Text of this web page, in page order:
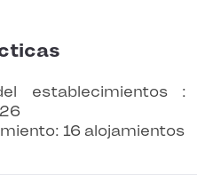
establecimientos :
16 alojamientos